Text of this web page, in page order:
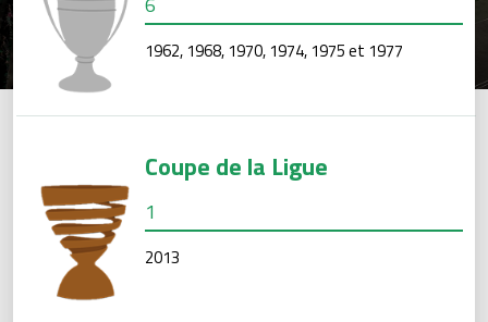
1962, 1968, 1970, 1974, 1975 et 1977
Coupe de la Ligue
1
2013